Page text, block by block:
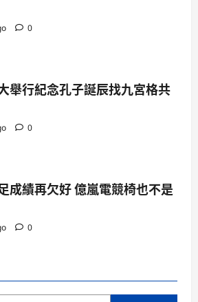
0
舉行紀念孔子誕辰找九宮格共
0
成績再欠好 億嵐電競椅也不是
0